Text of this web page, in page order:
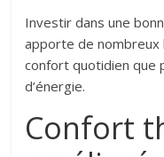
Investir dans une
apporte de
confort quotidien que
d’énergie.
Confort